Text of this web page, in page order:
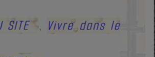
SITE , Vivre dans le